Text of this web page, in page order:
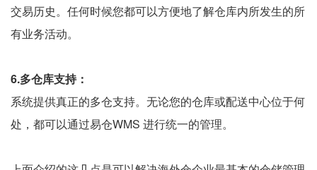
交易历史。任何时候您都可以方便地了解仓库内所发生的所
有业务活动。
6.多仓库支持：
系统提供真正的多仓支持。无论您的仓库或配送中心位于何
处，都可以通过易仓WMS 进行统一的管理。